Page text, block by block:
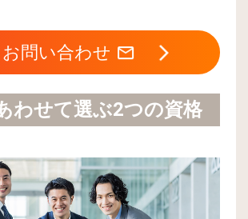
お問い合わせ
わせて選ぶ2つの資格